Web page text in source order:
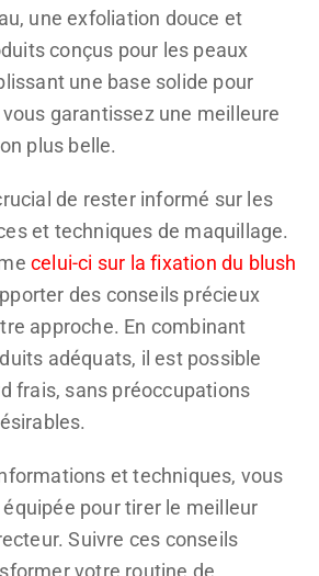
une exfoliation douce et
conçus pour les peaux
une base solide pour
garantissez une meilleure
plus belle.
de rester informé sur les
et techniques de maquillage.
celui-ci sur la fixation du blush
des conseils précieux
approche. En combinant
adéquats, il est possible
frais, sans préoccupations
et techniques, vous
pour tirer le meilleur
Suivre ces conseils